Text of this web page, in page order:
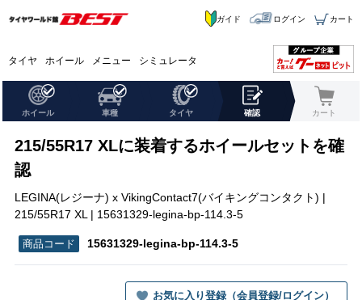
タイヤ ホイール メニュー シミュレータ
ガイド ログイン カート
ホイール 車種 タイヤ 確認 カート
215/55R17 XLに装着するホイールセットを確
認
LEGINA(レジーナ) x VikingContact7(バイキングコンタクト) |
215/55R17 XL | 15631329-legina-bp-114.3-5
15631329-legina-bp-114.3-5
お気に入り登録（会員登録/ログイン）